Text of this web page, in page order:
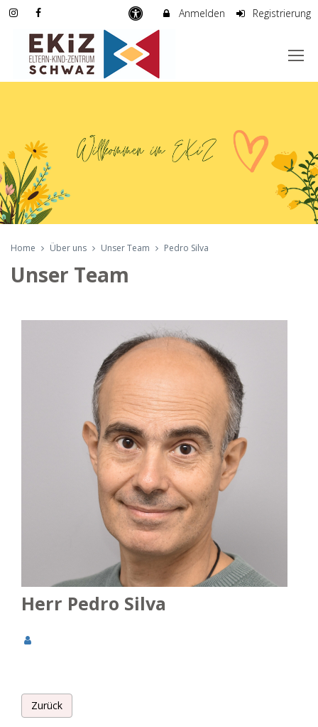
Anmelden Registrierung
Home Über uns Unser Team Pedro Silva
Unser Team
Herr Pedro Silva
Zurück